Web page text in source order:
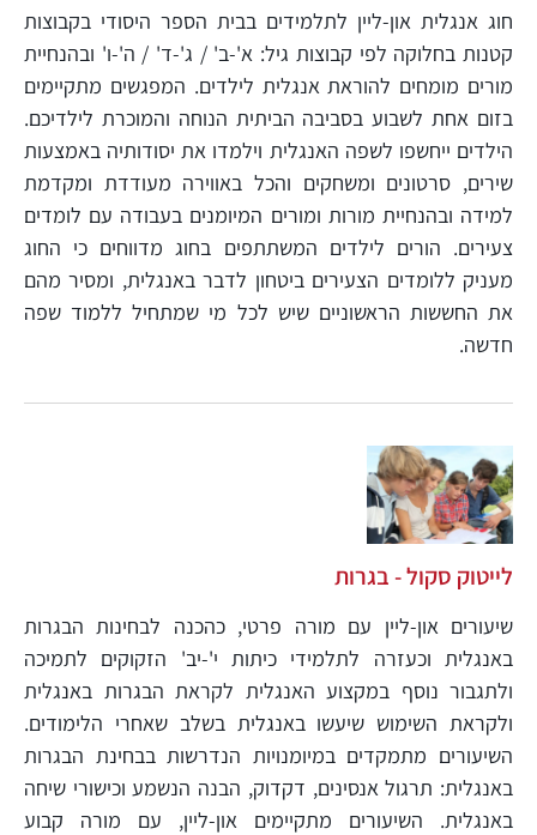
חוג אנגלית און-ליין לתלמידים בבית הספר היסודי בקבוצות
קטנות בחלוקה לפי קבוצות גיל: א'-ב' / ג'-ד' / ה'-ו' ובהנחיית
מורים מומחים להוראת אנגלית לילדים. המפגשים מתקיימים
בזום אחת לשבוע בסביבה הביתית הנוחה והמוכרת לילדיכם.
הילדים ייחשפו לשפה האנגלית וילמדו את יסודותיה באמצעות
שירים, סרטונים ומשחקים והכל באווירה מעודדת ומקדמת
למידה ובהנחיית מורות ומורים המיומנים בעבודה עם לומדים
צעירים. הורים לילדים המשתתפים בחוג מדווחים כי החוג
מעניק ללומדים הצעירים ביטחון לדבר באנגלית, ומסיר מהם
את החששות הראשוניים שיש לכל מי שמתחיל ללמוד שפה
חדשה.
לייטוק סקול - בגרות
שיעורים און-ליין עם מורה פרטי, כהכנה לבחינות הבגרות
באנגלית וכעזרה לתלמידי כיתות י'-יב' הזקוקים לתמיכה
ולתגבור נוסף במקצוע האנגלית לקראת הבגרות באנגלית
ולקראת השימוש שיעשו באנגלית בשלב שאחרי הלימודים.
השיעורים מתמקדים במיומנויות הנדרשות בבחינת הבגרות
באנגלית: תרגול אנסינים, דקדוק, הבנה הנשמע וכישורי שיחה
באנגלית. השיעורים מתקיימים און-ליין, עם מורה קבוע